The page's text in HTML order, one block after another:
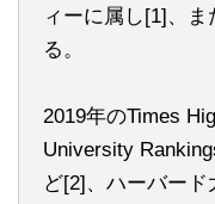
ィーに属し[1]、
る。
2019年のTimes
University
ど[2]、ハーバー